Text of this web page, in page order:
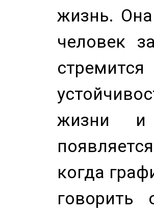
жизнь.
человек
жизни и
когда
говорить